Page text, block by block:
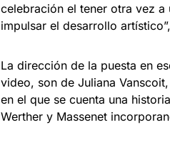
celebración el tener otra vez
impulsar el desarrollo
La dirección de la puesta en
video, son de Juliana
en el que se cuenta una
Werther y Massenet